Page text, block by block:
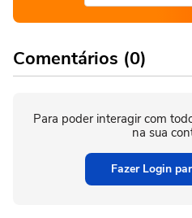
Comentários (0)
Para poder interagir com
na sua
Fazer Login